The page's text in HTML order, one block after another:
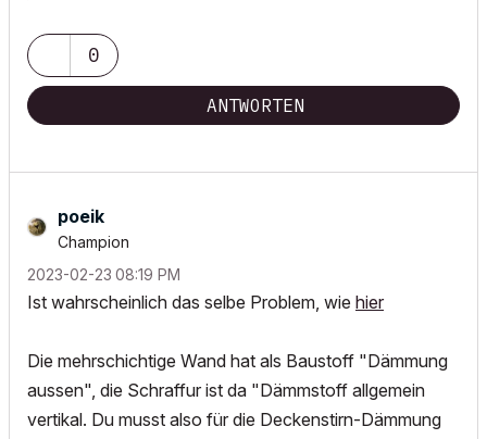
0
ANTWORTEN
poeik
Champion
‎2023-02-23 08:19 PM
Ist wahrscheinlich das selbe Problem, wie hier
Die mehrschichtige Wand hat als Baustoff "Dämmung
aussen", die Schraffur ist da "Dämmstoff allgemein
vertikal. Du musst also für die Deckenstirn-Dämmung